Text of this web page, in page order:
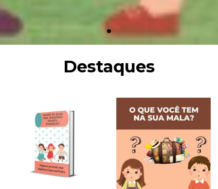
Destaques